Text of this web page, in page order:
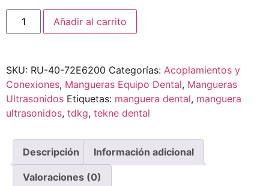
Añadir al carrito
SKU: RU-40-72E6200 Categorías: Acoplamientos y
Conexiones, Mangueras Equipo Dental, Mangueras
Ultrasonidos Etiquetas: manguera dental, manguera
ultrasonidos, tdkg, tekne dental
Descripción Información adicional
Valoraciones (0)